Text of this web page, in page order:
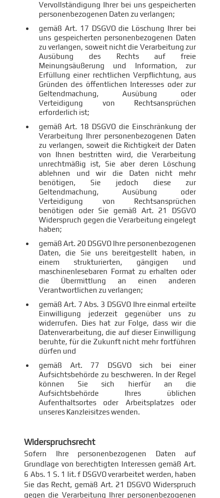
Vervollständigung Ihrer bei uns gespeicherten
personenbezogenen Daten zu verlangen;
gemäß Art. 17 DSGVO die Löschung Ihrer bei
uns gespeicherten personenbezogenen Daten
zu verlangen, soweit nicht die Verarbeitung zur
Ausübung des Rechts auf freie
Meinungsäußerung und Information, zur
Erfüllung einer rechtlichen Verpflichtung, aus
Gründen des öffentlichen Interesses oder zur
Geltendmachung, Ausübung oder
Verteidigung von Rechtsansprüchen
erforderlich ist;
gemäß Art. 18 DSGVO die Einschränkung der
Verarbeitung Ihrer personenbezogenen Daten
zu verlangen, soweit die Richtigkeit der Daten
von Ihnen bestritten wird, die Verarbeitung
unrechtmäßig ist, Sie aber deren Löschung
ablehnen und wir die Daten nicht mehr
benötigen, Sie jedoch diese zur
Geltendmachung, Ausübung oder
Verteidigung von Rechtsansprüchen
benötigen oder Sie gemäß Art. 21 DSGVO
Widerspruch gegen die Verarbeitung eingelegt
haben;
gemäß Art. 20 DSGVO Ihre personenbezogenen
Daten, die Sie uns bereitgestellt haben, in
einem strukturierten, gängigen und
maschinenlesebaren Format zu erhalten oder
die Übermittlung an einen anderen
Verantwortlichen zu verlangen;
gemäß Art. 7 Abs. 3 DSGVO Ihre einmal erteilte
Einwilligung jederzeit gegenüber uns zu
widerrufen. Dies hat zur Folge, dass wir die
Datenverarbeitung, die auf dieser Einwilligung
beruhte, für die Zukunft nicht mehr fortführen
dürfen und
gemäß Art. 77 DSGVO sich bei einer
Aufsichtsbehörde zu beschweren. In der Regel
können Sie sich hierfür an die
Aufsichtsbehörde Ihres üblichen
Aufenthaltsortes oder Arbeitsplatzes oder
unseres Kanzleisitzes wenden.
Widerspruchsrecht
Sofern Ihre personenbezogenen Daten auf
Grundlage von berechtigten Interessen gemäß Art.
6 Abs. 1 S. 1 lit. f DSGVO verarbeitet werden, haben
Sie das Recht, gemäß Art. 21 DSGVO Widerspruch
gegen die Verarbeitung Ihrer personenbezogenen